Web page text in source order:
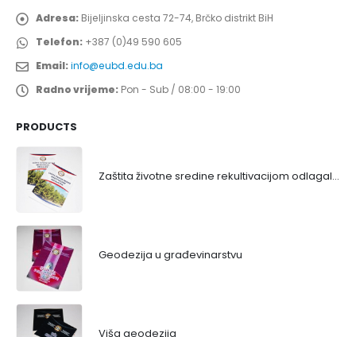
Adresa: Bijeljinska cesta 72-74, Brčko distrikt BiH
Telefon: +387 (0)49 590 605
Email:info@eubd.edu.ba
Radno vrijeme: Pon - Sub / 08:00 - 19:00
PRODUCTS
Zaštita životne sredine rekultivacijom odlagališta
Geodezija u građevinarstvu
Viša geodezija